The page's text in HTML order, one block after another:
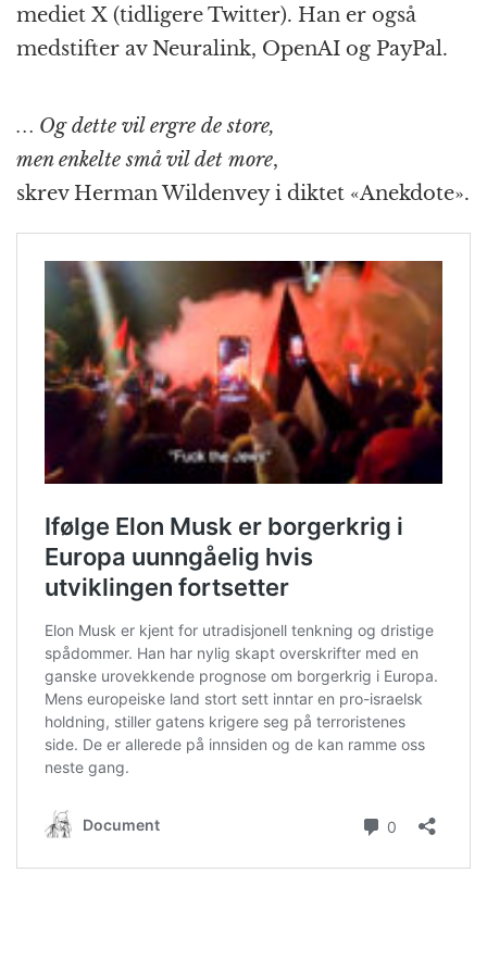
mediet X (tidligere Twitter). Han er også
medstifter av Neuralink, OpenAI og PayPal.
… Og dette vil ergre de store,
men enkelte små vil det more,
skrev Herman Wildenvey i diktet «Anekdote».